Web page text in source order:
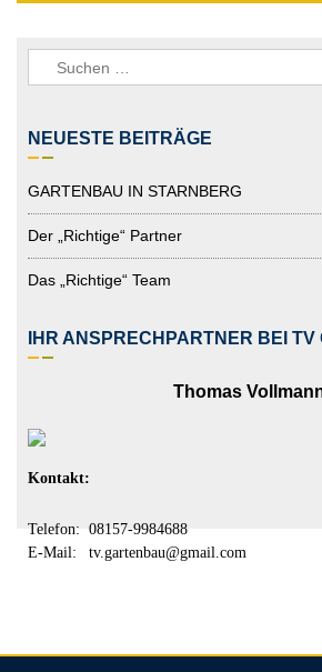
Suchen
nach:
NEUESTE BEITRÄGE
GARTENBAU IN STARNBERG
Der „richtige“ Partner
Das „richtige“ Team
IHR ANSPRECHPARTNER BEI
Thomas
Kontakt:
Telefon: 08157-9984688
E-Mail:
tv.gartenbau@gmail.com